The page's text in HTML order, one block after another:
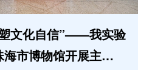
文化自信”——我实验
市博物馆开展主题党